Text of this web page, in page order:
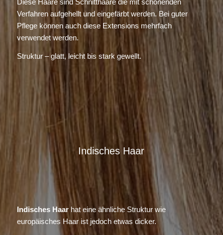
Verfahren aufgehellt und eingefärbt werden. Bei guter
Pflege können auch diese Extensions mehrfach
verwendet werden.
Struktur – glatt, leicht bis stark gewellt.
Indisches Haar
Indisches Haarhat eine ähnliche Struktur wie
europäisches Haar ist jedoch etwas dicker.